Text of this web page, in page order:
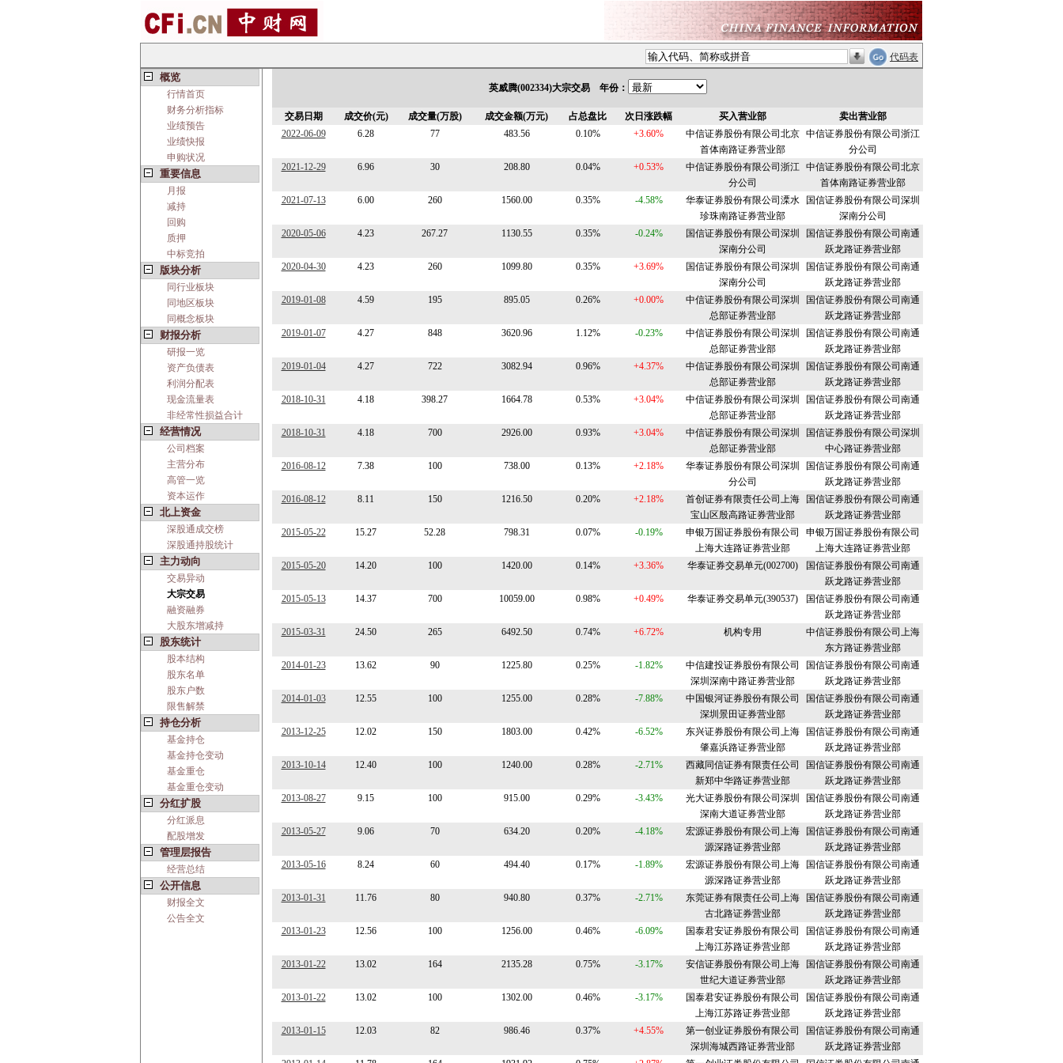
代码表
概览
行情首页
财务分析指标
业绩预告
业绩快报
申购状况
重要信息
月报
减持
回购
质押
中标竞拍
版块分析
同行业板块
同地区板块
同概念板块
财报分析
研报一览
资产负债表
利润分配表
现金流量表
非经常性损益合计
经营情况
公司档案
主营分布
高管一览
资本运作
北上资金
深股通成交榜
深股通持股统计
主力动向
交易异动
大宗交易
融资融券
大股东增减持
股东统计
股本结构
股东名单
股东户数
限售解禁
持仓分析
基金持仓
基金持仓变动
基金重仓
基金重仓变动
分红扩股
分红派息
配股增发
管理层报告
经营总结
公开信息
财报全文
公告全文
英威腾(002334)大宗交易 年份：
交易日期 成交价(元) 成交量(万股) 成交金额(万元) 占总盘比 次日涨跌幅 买入营业部
卖出营业部
2022-06-09
6.28 77 483.56 0.10% +3.60%
中信证券股份有限公司北京
首体南路证券营业部
中信证券股份有限公司浙江
分公司
2021-12-29
6.96 30 208.80 0.04% +0.53%
中信证券股份有限公司浙江
分公司
中信证券股份有限公司北京
首体南路证券营业部
2021-07-13
6.00 260 1560.00 0.35% -4.58%
华泰证券股份有限公司溧水
珍珠南路证券营业部
国信证券股份有限公司深圳
深南分公司
2020-05-06
4.23 267.27 1130.55 0.35% -0.24%
国信证券股份有限公司深圳
深南分公司
国信证券股份有限公司南通
跃龙路证券营业部
2020-04-30
4.23 260 1099.80 0.35% +3.69%
国信证券股份有限公司深圳
深南分公司
国信证券股份有限公司南通
跃龙路证券营业部
2019-01-08
4.59 195 895.05 0.26% +0.00%
中信证券股份有限公司深圳
总部证券营业部
国信证券股份有限公司南通
跃龙路证券营业部
2019-01-07
4.27 848 3620.96 1.12% -0.23%
中信证券股份有限公司深圳
总部证券营业部
国信证券股份有限公司南通
跃龙路证券营业部
2019-01-04
4.27 722 3082.94 0.96% +4.37%
中信证券股份有限公司深圳
总部证券营业部
国信证券股份有限公司南通
跃龙路证券营业部
2018-10-31
4.18 398.27 1664.78 0.53% +3.04%
中信证券股份有限公司深圳
总部证券营业部
国信证券股份有限公司南通
跃龙路证券营业部
2018-10-31
4.18 700 2926.00 0.93% +3.04%
中信证券股份有限公司深圳
总部证券营业部
国信证券股份有限公司深圳
中心路证券营业部
2016-08-12
7.38 100 738.00 0.13% +2.18%
华泰证券股份有限公司深圳
分公司
国信证券股份有限公司南通
跃龙路证券营业部
2016-08-12
8.11 150 1216.50 0.20% +2.18%
首创证券有限责任公司上海
宝山区殷高路证券营业部
国信证券股份有限公司南通
跃龙路证券营业部
2015-05-22
15.27 52.28 798.31 0.07% -0.19%
申银万国证券股份有限公司
上海大连路证券营业部
申银万国证券股份有限公司
上海大连路证券营业部
2015-05-20
14.20 100 1420.00 0.14% +3.36% 华泰证券交易单元(002700)
国信证券股份有限公司南通
跃龙路证券营业部
2015-05-13
14.37 700 10059.00 0.98% +0.49% 华泰证券交易单元(390537)
国信证券股份有限公司南通
跃龙路证券营业部
2015-03-31
24.50 265 6492.50 0.74% +6.72% 机构专用
中信证券股份有限公司上海
东方路证券营业部
2014-01-23
13.62 90 1225.80 0.25% -1.82%
中信建投证券股份有限公司
深圳深南中路证券营业部
国信证券股份有限公司南通
跃龙路证券营业部
2014-01-03
12.55 100 1255.00 0.28% -7.88%
中国银河证券股份有限公司
深圳景田证券营业部
国信证券股份有限公司南通
跃龙路证券营业部
2013-12-25
12.02 150 1803.00 0.42% -6.52%
东兴证券股份有限公司上海
肇嘉浜路证券营业部
国信证券股份有限公司南通
跃龙路证券营业部
2013-10-14
12.40 100 1240.00 0.28% -2.71%
西藏同信证券有限责任公司
新郑中华路证券营业部
国信证券股份有限公司南通
跃龙路证券营业部
2013-08-27
9.15 100 915.00 0.29% -3.43%
光大证券股份有限公司深圳
深南大道证券营业部
国信证券股份有限公司南通
跃龙路证券营业部
2013-05-27
9.06 70 634.20 0.20% -4.18%
宏源证券股份有限公司上海
源深路证券营业部
国信证券股份有限公司南通
跃龙路证券营业部
2013-05-16
8.24 60 494.40 0.17% -1.89%
宏源证券股份有限公司上海
源深路证券营业部
国信证券股份有限公司南通
跃龙路证券营业部
2013-01-31
11.76 80 940.80 0.37% -2.71%
东莞证券有限责任公司上海
古北路证券营业部
国信证券股份有限公司南通
跃龙路证券营业部
2013-01-23
12.56 100 1256.00 0.46% -6.09%
国泰君安证券股份有限公司
上海江苏路证券营业部
国信证券股份有限公司南通
跃龙路证券营业部
2013-01-22
13.02 164 2135.28 0.75% -3.17%
安信证券股份有限公司上海
世纪大道证券营业部
国信证券股份有限公司南通
跃龙路证券营业部
2013-01-22
13.02 100 1302.00 0.46% -3.17%
国泰君安证券股份有限公司
上海江苏路证券营业部
国信证券股份有限公司南通
跃龙路证券营业部
2013-01-15
12.03 82 986.46 0.37% +4.55%
第一创业证券股份有限公司
深圳海城西路证券营业部
国信证券股份有限公司南通
跃龙路证券营业部